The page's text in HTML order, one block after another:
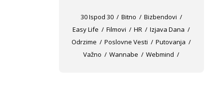
30 Ispod 30 Bitno
Bizbendovi
Easy Life
Filmovi HR
Izjava Dana
Odrzime
Poslovne Vesti
Putovanja
Važno
Wannabe Webmind